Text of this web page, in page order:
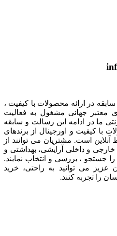
ما با بیش از 25 سال سابقه در ارائه محصولات با کيفيت ،
معتبر جهانی مشغول به فعاليت
ما در ادامه اين رسالت و سابقه
با کيفيت و اورجينال از برندهای
است. مشتريان می توانند از
و داخلی آرایشی، بهداشتی و
جستجو ، بررسی و انتخاب نمايند.
عزیز می توانيد به راحتی، خرید
را تجربه کنند.